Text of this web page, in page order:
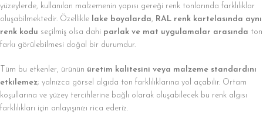
yüzeylerde, kullanılan malzemenin yapısı gereği renk tonlarında farklılıklar
oluşabilmektedir. Özellikle lake boyalarda, RAL renk kartelasında aynı
renk kodu seçilmiş olsa dahi parlak ve mat uygulamalar arasında ton
farkı görülebilmesi doğal bir durumdur.
Tüm bu etkenler, ürünün üretim kalitesini veya malzeme standardını
etkilemez; yalnızca görsel algıda ton farklılıklarına yol açabilir. Ortam
koşullarına ve yüzey tercihlerine bağlı olarak oluşabilecek bu renk algısı
farklılıkları için anlayışınızı rica ederiz.